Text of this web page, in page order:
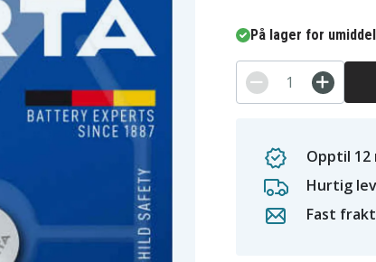
På lager for
Opptil 12
Hurtig
Fast